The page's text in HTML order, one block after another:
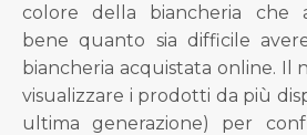
colore della biancheria che
bene quanto sia difficile
biancheria acquistata online. Il
visualizzare i prodotti da più
ultima generazione) per